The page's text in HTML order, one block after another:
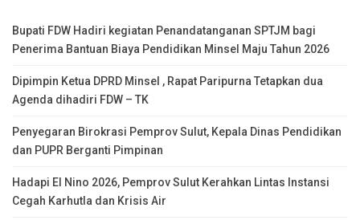
Bupati FDW Hadiri kegiatan Penandatanganan SPTJM bagi
Penerima Bantuan Biaya Pendidikan Minsel Maju Tahun 2026
Dipimpin Ketua DPRD Minsel , Rapat Paripurna Tetapkan dua
Agenda dihadiri FDW – TK
Penyegaran Birokrasi Pemprov Sulut, Kepala Dinas Pendidikan
dan PUPR Berganti Pimpinan
Hadapi El Nino 2026, Pemprov Sulut Kerahkan Lintas Instansi
Cegah Karhutla dan Krisis Air